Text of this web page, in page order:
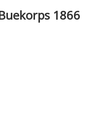
1866